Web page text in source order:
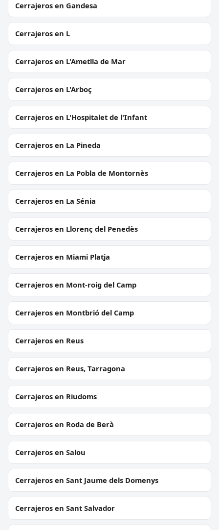
Cerrajeros en Gandesa
Cerrajeros en L
Cerrajeros en L'Ametlla de Mar
Cerrajeros en L'Arboç
Cerrajeros en L'Hospitalet de l'Infant
Cerrajeros en La Pineda
Cerrajeros en La Pobla de Montornès
Cerrajeros en La Sénia
Cerrajeros en Llorenç del Penedès
Cerrajeros en Miami Platja
Cerrajeros en Mont-roig del Camp
Cerrajeros en Montbrió del Camp
Cerrajeros en Reus
Cerrajeros en Reus, Tarragona
Cerrajeros en Riudoms
Cerrajeros en Roda de Berà
Cerrajeros en Salou
Cerrajeros en Sant Jaume dels Domenys
Cerrajeros en Sant Salvador